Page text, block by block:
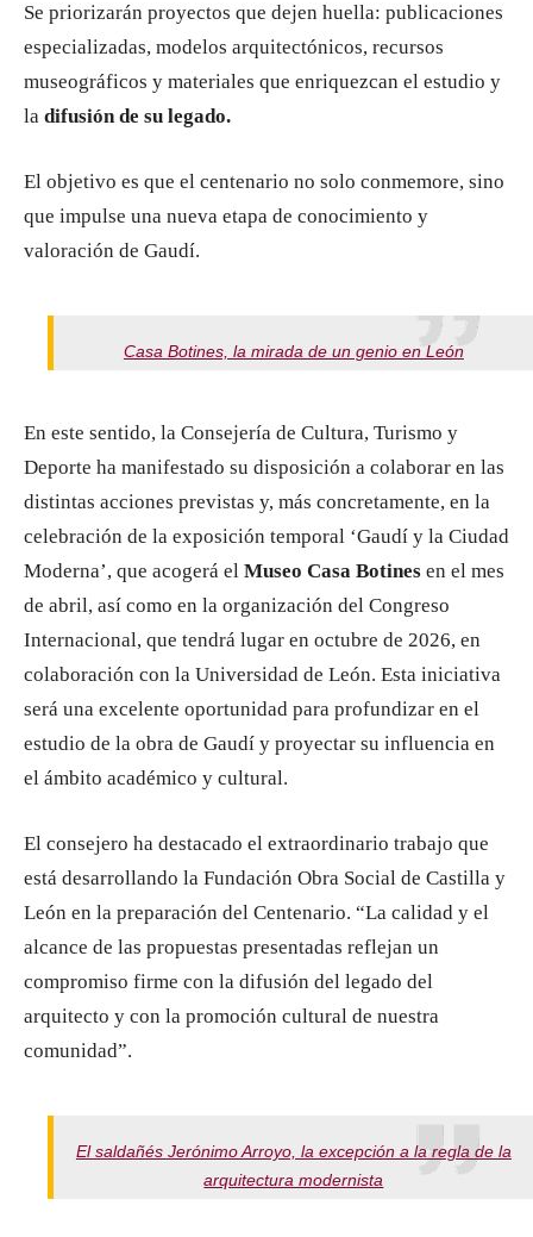
Se priorizarán proyectos que dejen huella: publicaciones
especializadas, modelos arquitectónicos, recursos
museográficos y materiales que enriquezcan el estudio y
la difusión de su legado.
El objetivo es que el centenario no solo conmemore, sino
que impulse una nueva etapa de conocimiento y
valoración de Gaudí.
Casa Botines, la mirada de un genio en León
En este sentido, la Consejería de Cultura, Turismo y
Deporte ha manifestado su disposición a colaborar en las
distintas acciones previstas y, más concretamente, en la
celebración de la exposición temporal ‘Gaudí y la Ciudad
Moderna’, que acogerá el Museo Casa Botines en el mes
de abril, así como en la organización del Congreso
Internacional, que tendrá lugar en octubre de 2026, en
colaboración con la Universidad de León. Esta iniciativa
será una excelente oportunidad para profundizar en el
estudio de la obra de Gaudí y proyectar su influencia en
el ámbito académico y cultural.
El consejero ha destacado el extraordinario trabajo que
está desarrollando la Fundación Obra Social de Castilla y
León en la preparación del Centenario. “La calidad y el
alcance de las propuestas presentadas reflejan un
compromiso firme con la difusión del legado del
arquitecto y con la promoción cultural de nuestra
comunidad”.
El saldañés Jerónimo Arroyo, la excepción a la regla de la
arquitectura modernista